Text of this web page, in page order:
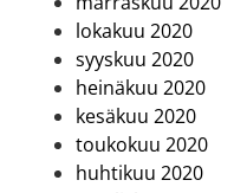
lokakuu 2020
syyskuu 2020
heinäkuu 2020
kesäkuu 2020
toukokuu 2020
huhtikuu 2020